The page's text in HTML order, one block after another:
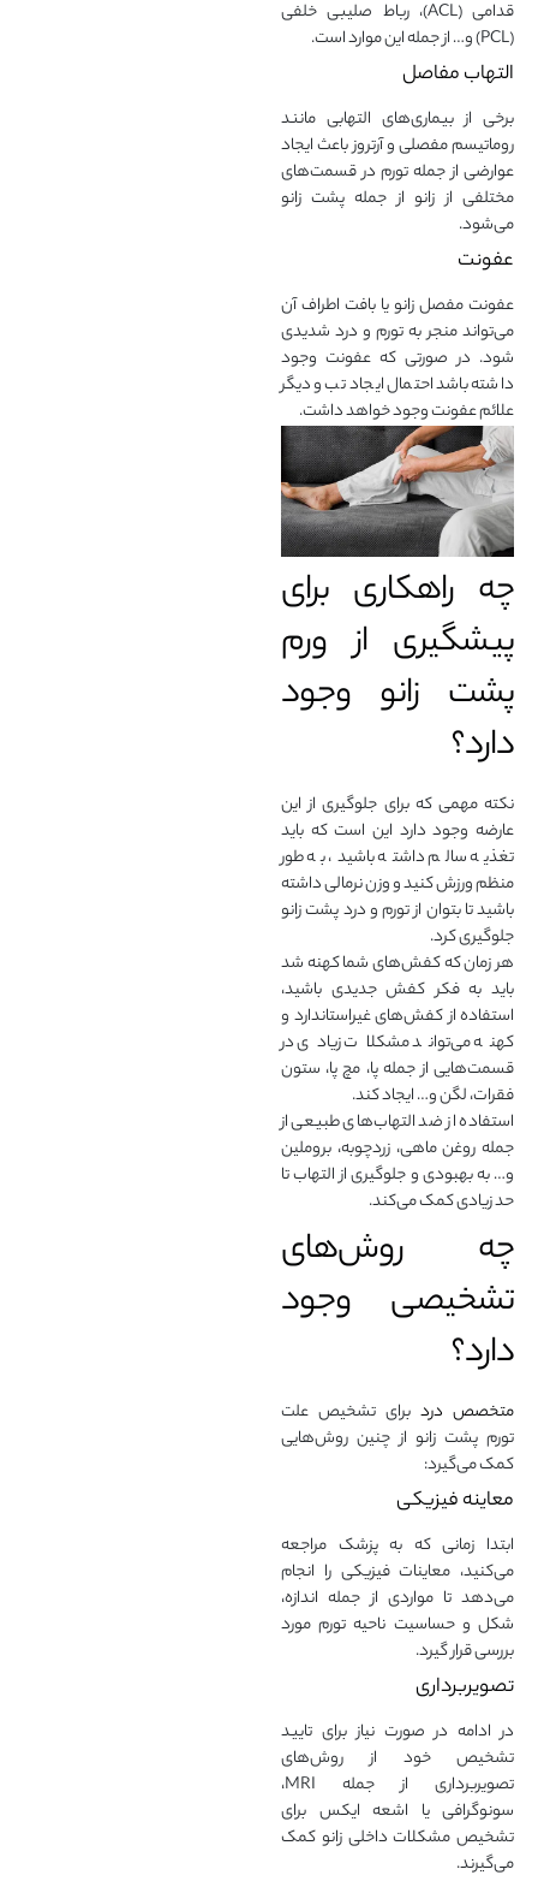
قدامی (ACL)، رباط صلیبی خلفی
(PCL) و… از جمله این موارد است.
التهاب مفاصل
برخی از بیماری‌های التهابی مانند
روماتیسم مفصلی و آرتروز باعث ایجاد
عوارضی از جمله تورم در قسمت‌های
مختلفی از زانو از جمله پشت زانو
می‌شود.
عفونت
عفونت مفصل زانو یا بافت اطراف آن
می‌تواند منجر به تورم و درد شدیدی
شود. در صورتی که عفونت وجود
داشته باشد احتمال ایجاد تب و دیگر
علائم عفونت وجود خواهد داشت.
چه راهکاری برای
پیشگیری از ورم
پشت زانو وجود
دارد؟
نکته مهمی که برای جلوگیری از این
عارضه وجود دارد این است که باید
تغذیه سالم داشته باشید، به طور
منظم ورزش کنید و وزن نرمالی داشته
باشید تا بتوان از تورم و درد پشت زانو
جلوگیری کرد.
هر زمان که کفش‌های شما کهنه شد
باید به فکر کفش جدیدی باشید،
استفاده از کفش‌های غیراستاندارد و
کهنه می‌تواند مشکلات زیادی در
قسمت‌هایی از جمله پا، مچ پا، ستون
فقرات، لگن و… ایجاد کند.
استفاده از ضد التهاب‌های طبیعی از
جمله روغن ماهی، زردچوبه، بروملین
و… به بهبودی و جلوگیری از التهاب تا
حد زیادی کمک می‌کند.
چه روش‌های
تشخیصی وجود
دارد؟
متخصص درد برای تشخیص علت
تورم پشت زانو از چنین روش‌هایی
کمک می‌گیرد:
معاینه فیزیکی
ابتدا زمانی که به پزشک مراجعه
می‌کنید، معاینات فیزیکی را انجام
می‌دهد تا مواردی از جمله اندازه،
شکل و حساسیت ناحیه تورم مورد
بررسی قرار گیرد.
تصویربرداری
در ادامه در صورت نیاز برای تایید
تشخیص خود از روش‌های
تصویربرداری از جمله MRI،
سونوگرافی یا اشعه ایکس برای
تشخیص مشکلات داخلی زانو کمک
می‌گیرند.